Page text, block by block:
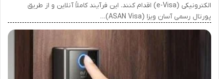
الکترونیکی (e-Visa) اقدام کنند. این فرآیند کاملاً آنلاین و از طریق
پورتال رسمی آسان ویزا (ASAN Visa)…